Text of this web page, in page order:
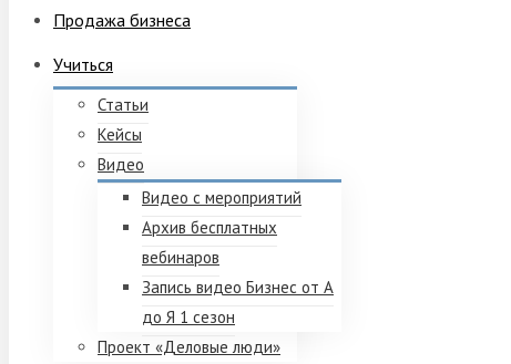
Продажа бизнеса
Учиться
Статьи
Кейсы
Видео
Видео с мероприятий
Архив бесплатных
вебинаров
Запись видео Бизнес от А
до Я 1 сезон
Проект «Деловые люди»